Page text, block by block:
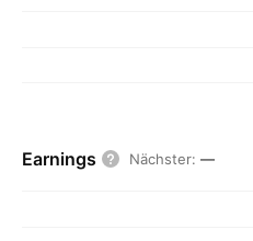
Earnings Nächster: —